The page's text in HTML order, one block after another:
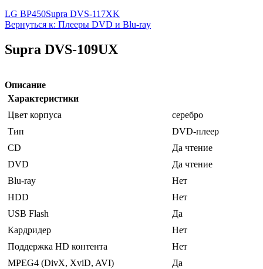
LG BP450Supra DVS-117XK
Вернуться к: Плееры DVD и Blu-ray
Supra DVS-109UX
Описание
Характеристики
Цвет корпуса
серебро
Тип
DVD-плеер
CD
Да чтение
DVD
Да чтение
Blu-ray
Нет
HDD
Нет
USB Flash
Да
Кардридер
Нет
Поддержка HD контента
Нет
MPEG4 (DivX, XviD, AVI)
Да